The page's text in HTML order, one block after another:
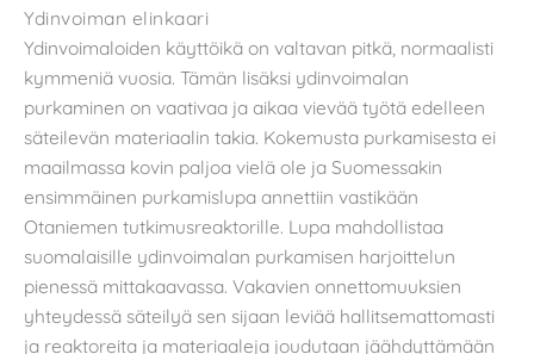
Ydinvoiman elinkaari
Ydinvoimaloiden käyttöikä on valtavan pitkä, normaalisti
kymmeniä vuosia. Tämän lisäksi ydinvoimalan
purkaminen on vaativaa ja aikaa vievää työtä edelleen
säteilevän materiaalin takia. Kokemusta purkamisesta ei
maailmassa kovin paljoa vielä ole ja Suomessakin
ensimmäinen purkamislupa annettiin vastikään
Otaniemen tutkimusreaktorille. Lupa mahdollistaa
suomalaisille ydinvoimalan purkamisen harjoittelun
pienessä mittakaavassa. Vakavien onnettomuuksien
yhteydessä säteilyä sen sijaan leviää hallitsemattomasti
ja reaktoreita ja materiaaleja joudutaan jäähdyttämään